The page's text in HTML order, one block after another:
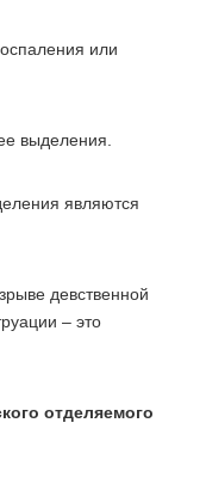
или
выделения.
являются
девственной
– это
отделяемого